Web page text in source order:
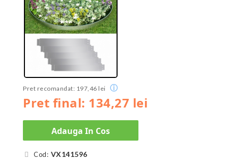
Pret final: 134,27 lei
Pret recomandat: 197,46 lei ⓘ
Adauga In Cos
Cod: VX141596